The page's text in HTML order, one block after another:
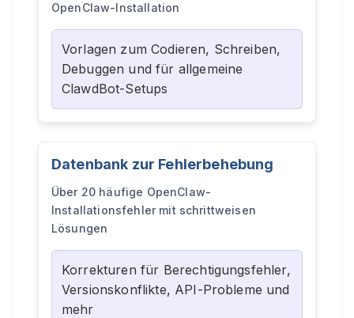
OpenClaw-Installation
Vorlagen zum Codieren, Schreiben,
Debuggen und für allgemeine
ClawdBot-Setups
Datenbank zur Fehlerbehebung
Über 20 häufige OpenClaw-
Installationsfehler mit schrittweisen
Lösungen
Korrekturen für Berechtigungsfehler,
Versionskonflikte, API-Probleme und
mehr